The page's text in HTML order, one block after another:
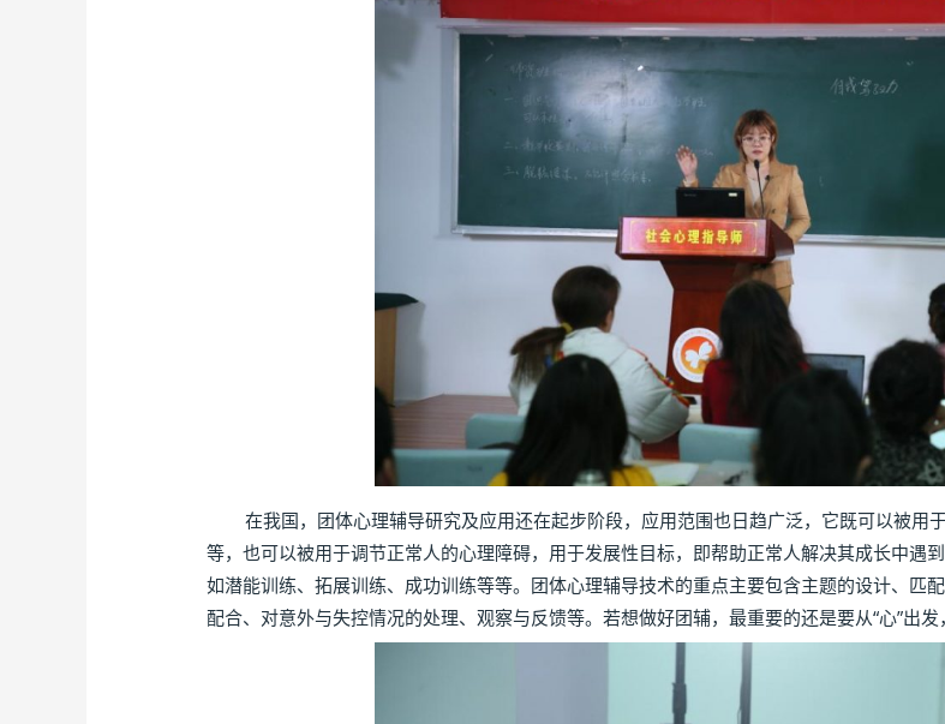
在我国，团体心理辅导研究及应用还在起步阶段，应用范围也日趋广泛，它既可以被用
等，也可以被用于调节正常人的心理障碍，用于发展性目标，即帮助正常人解决其成长中遇
如潜能训练、拓展训练、成功训练等等。团体心理辅导技术的重点主要包含主题的设计、匹
配合、对意外与失控情况的处理、观察与反馈等。若想做好团辅，最重要的还是要从“心”出发